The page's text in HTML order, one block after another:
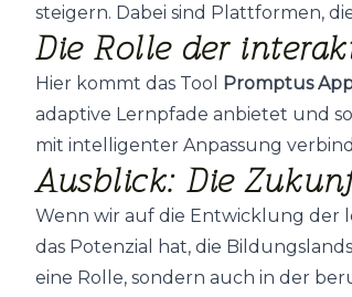
steigern. Dabei sind Plattformen,
Die Rolle der
Hier kommt das Tool Promptus
adaptive Lernpfade anbietet und
mit intelligenter Anpassung
Ausblick: Die
Wenn wir auf die Entwicklung der
das Potenzial hat, die
eine Rolle, sondern auch in der